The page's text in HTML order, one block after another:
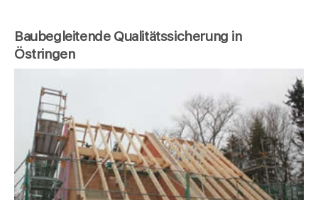
Baubegleitende Qualitätssicherung in
Östringen